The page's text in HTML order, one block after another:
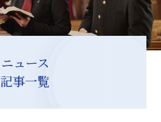
ニュース
記事一覧